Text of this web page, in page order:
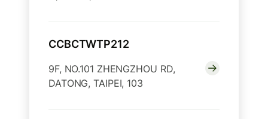
CCBCTWTP212
9F, NO.101 ZHENGZHOU RD,
DATONG, TAIPEI, 103